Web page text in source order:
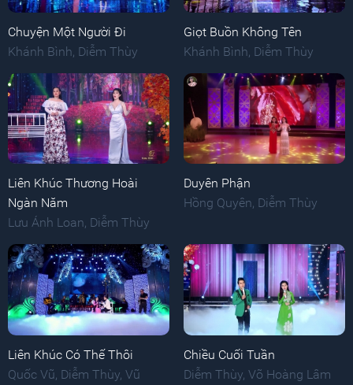
Chuyện Một Người Đi
Khánh Bình Diễm Thùy
Giọt Buồn Không Tên
Khánh Bình Diễm Thùy
Liên Khúc Thương Hoài
Ngàn Năm
Lưu Ánh Loan, Diễm Thùy
Duyên Phận
Hồng Quyên, Diễm Thùy
Liên Khúc Có Thế Thôi
Quốc Vũ Diễm Thùy Vũ
Chiều Cuối Tuần
Diễm Thùy, Võ Hoàng Lâm